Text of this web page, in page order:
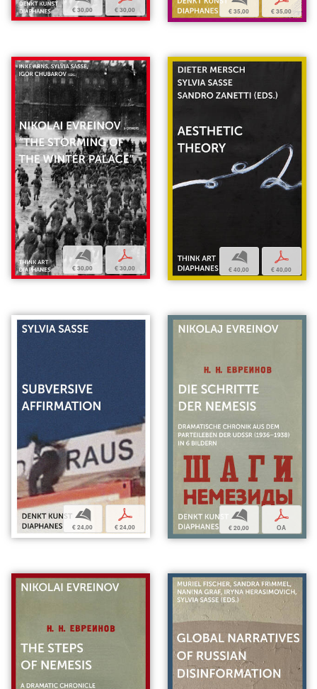
€ 30,00 € 30,00 € 35,00 € 35,00
b
€ 30,00
p
€ 30,00
b
€ 40,00
p
€ 40,00
b
€ 24,00
p
€ 24,00
b
€ 20,00
p
OA